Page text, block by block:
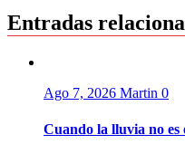
entradas
Entradas
Ago 7, 2026 Martin 0
Cuando la lluvia no es